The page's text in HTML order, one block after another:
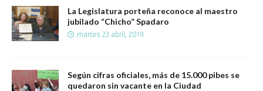
La Legislatura porteña reconoce al maestro
jubilado “Chicho” Spadaro
martes 23 abril, 2019
Según cifras oficiales, más de 15.000 pibes se
quedaron sin vacante en la Ciudad